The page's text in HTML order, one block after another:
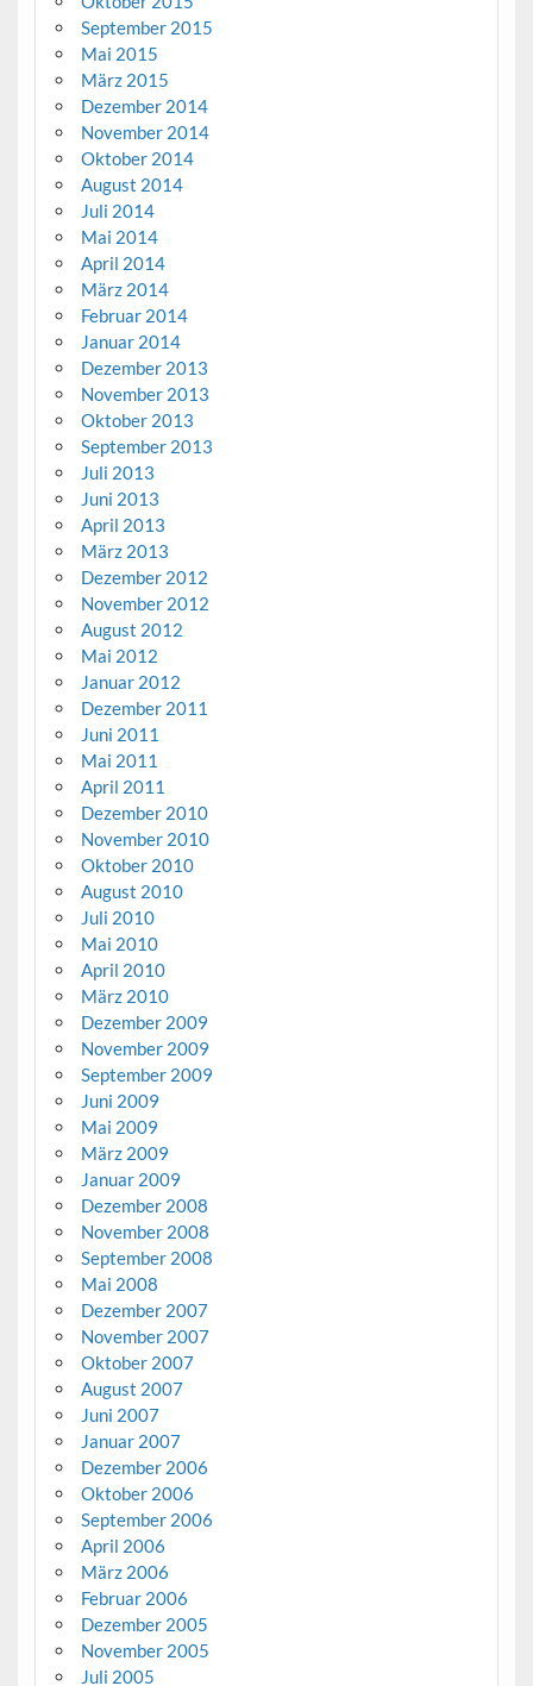
September 2015
Mai 2015
März 2015
Dezember 2014
November 2014
Oktober 2014
August 2014
Juli 2014
Mai 2014
April 2014
März 2014
Februar 2014
Januar 2014
Dezember 2013
November 2013
Oktober 2013
September 2013
Juli 2013
Juni 2013
April 2013
März 2013
Dezember 2012
November 2012
August 2012
Mai 2012
Januar 2012
Dezember 2011
Juni 2011
Mai 2011
April 2011
Dezember 2010
November 2010
Oktober 2010
August 2010
Juli 2010
Mai 2010
April 2010
März 2010
Dezember 2009
November 2009
September 2009
Juni 2009
Mai 2009
März 2009
Januar 2009
Dezember 2008
November 2008
September 2008
Mai 2008
Dezember 2007
November 2007
Oktober 2007
August 2007
Juni 2007
Januar 2007
Dezember 2006
Oktober 2006
September 2006
April 2006
März 2006
Februar 2006
Dezember 2005
November 2005
Juli 2005